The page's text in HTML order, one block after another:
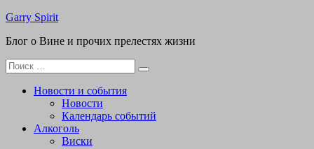
Перейти
содержимому
Garry Spirit
Блог о Вине и прочих прелестях жизни
Поиск
для:
Новости и события
Новости
Календарь событий
Алкоголь
Виски